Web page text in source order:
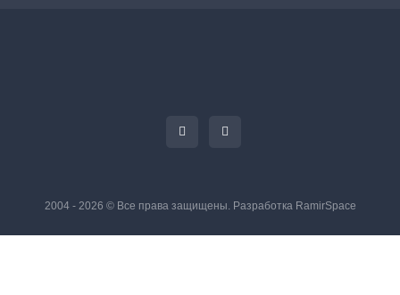
2004 - 2026 © Все права защищены. Разработка RamirSpace